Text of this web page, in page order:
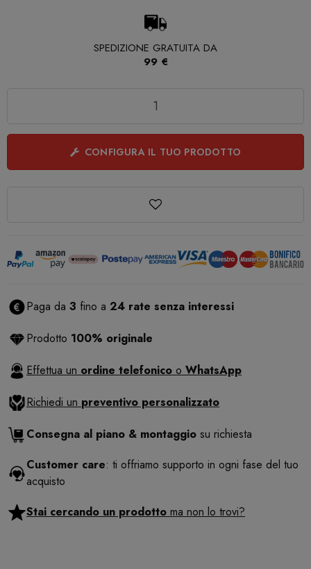
SPEDIZIONE GRATUITA DA
99 €
CONFIGURA IL TUO PRODOTTO
Paga da 3 fino a 24 rate senza interessi
Prodotto 100% originale
Effettua un ordine telefonico o WhatsApp
Richiedi un preventivo personalizzato
Consegna al piano & montaggio su richiesta
Customer care: ti offriamo supporto in ogni fase del tuo
acquisto
Stai cercando un prodotto ma non lo trovi?